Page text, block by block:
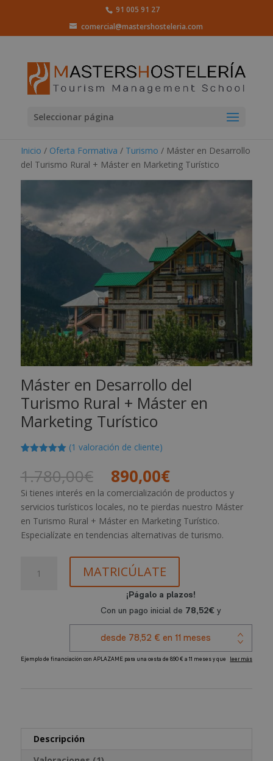
91 005 91 27
comercial@mastershosteleria.com
Seleccionar página
Inicio / Oferta Formativa / Turismo / Máster en Desarrollo
del Turismo Rural + Máster en Marketing Turístico
Máster en Desarrollo del
Turismo Rural + Máster en
Marketing Turístico
5 en base
valoración
de un
cliente
(1 valoración de cliente)
1.780,00€ El
precio
original
era:
1.780,00€.
890,00€El
precio
actual
es:
890,00€.
Si tienes interés en la comercialización de productos y
servicios turísticos locales, no te pierdas nuestro Máster
en Turismo Rural + Máster en Marketing Turístico.
Especialízate en tendencias alternativas de turismo.
Máster
MATRICÚLATE
Descripción